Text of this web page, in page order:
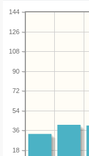
18
36
54
72
90
108
126
144